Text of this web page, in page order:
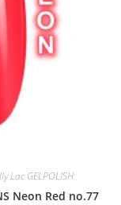
Lac GELPOLISH
Neon Red no.77